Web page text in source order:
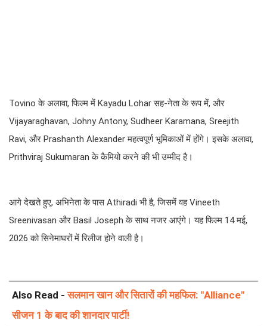
Tovino के अलावा, फिल्म में Kayadu Lohar सह-नेता के रूप में, और
Vijayaraghavan, Johny Antony, Sudheer Karamana, Sreejith
Ravi, और Prashanth Alexander महत्वपूर्ण भूमिकाओं में होंगे। इसके अलावा,
Prithviraj Sukumaran के कैमियो करने की भी उम्मीद है।
आगे देखते हुए, अभिनेता के पास Athiradi भी है, जिसमें वह Vineeth
Sreenivasan और Basil Joseph के साथ नजर आएंगे। यह फिल्म 14 मई,
2026 को सिनेमाघरों में रिलीज होने वाली है।
Also Read -सलमान खान और सितारों की महफिल: "Alliance"
सीजन 1 के बाद की शानदार पार्टी!